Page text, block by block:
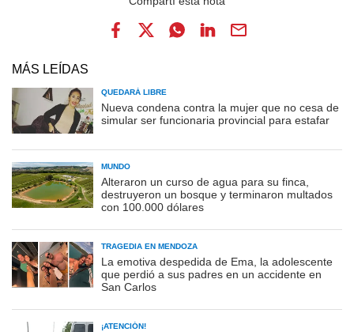
MÁS LEÍDAS
QUEDARÁ LIBRE
Nueva condena contra la mujer que no cesa de
simular ser funcionaria provincial para estafar
MUNDO
Alteraron un curso de agua para su finca,
destruyeron un bosque y terminaron multados
con 100.000 dólares
TRAGEDIA EN MENDOZA
La emotiva despedida de Ema, la adolescente
que perdió a sus padres en un accidente en
San Carlos
¡ATENCIÓN!